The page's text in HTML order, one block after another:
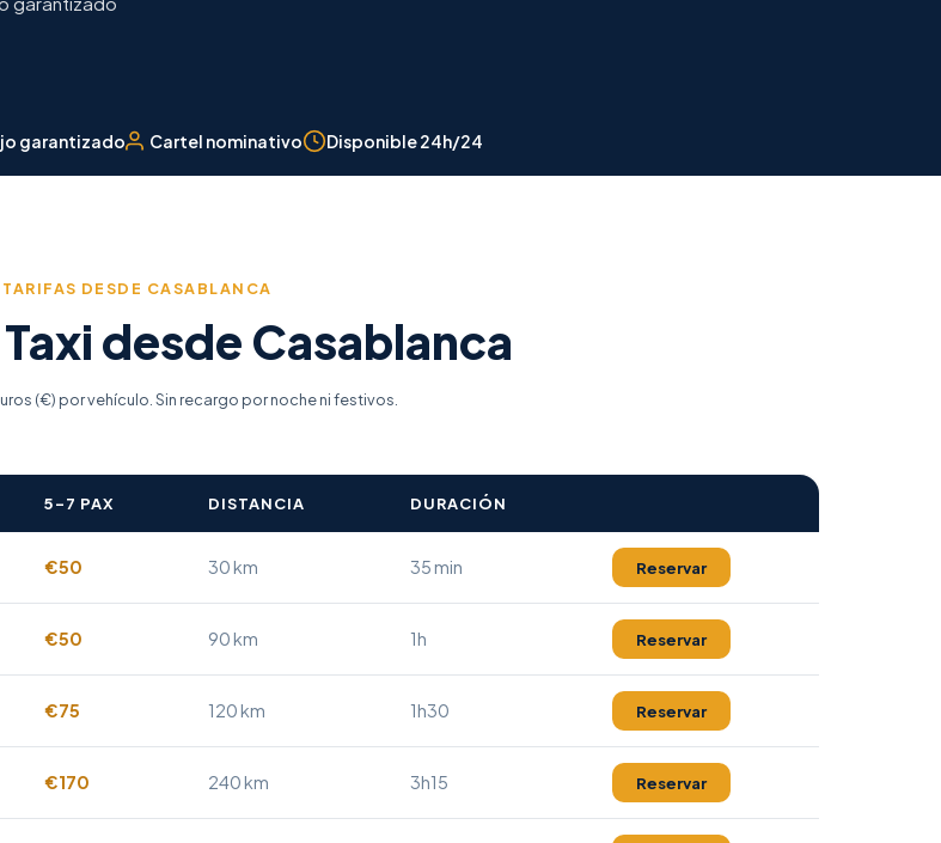
garantizado Cartel nominativo Disponible 24h/24
TARIFAS DESDE CASABLANCA
desde Casablanca
(€) por vehículo. Sin recargo por noche ni festivos.
5–7 PAX DISTANCIA DURACIÓN
€50 30 km 35 min Reservar
€50 90 km 1h Reservar
€75 120 km 1h30 Reservar
€170 240 km 3h15 Reservar